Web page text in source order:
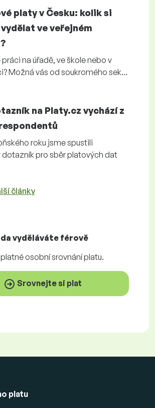
platy v Česku: kolik si
ve veřejném
na úřadě, ve škole nebo v
Možná vás od soukromého sek...
na Platy.cz vychází z
roku jsme spustili
dotazník pro sběr platových dat
články
vyděláváteférově
osobní srovnání platu.
Srovnejte si plat
platu